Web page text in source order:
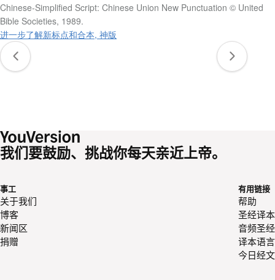
Chinese-Simplified Script: Chinese Union New Punctuation © United
Bible Societies, 1989.
进一步了解新标点和合本, 神版
我们要鼓励、挑战你每天亲近上帝。
事工
关于我们
博客
新闻区
捐赠
有用链接
帮助
圣经译本
音频圣经
译本语言
今日经文